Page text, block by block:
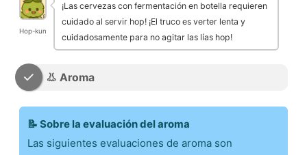
Hop-kun
¡Las cervezas con fermentación en botella requieren
cuidado al servir hop! ¡El truco es verter lenta y
cuidadosamente para no agitar las lías hop!
👃 Aroma
📝 Sobre la evaluación del aroma
Las siguientes evaluaciones de aroma son